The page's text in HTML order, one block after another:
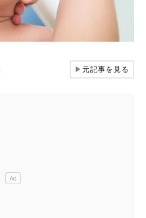
▶元記事を見る